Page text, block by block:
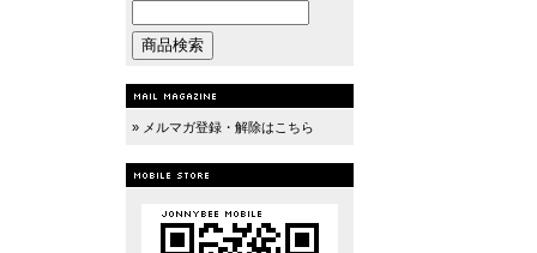
» メルマガ登録・解除はこちら